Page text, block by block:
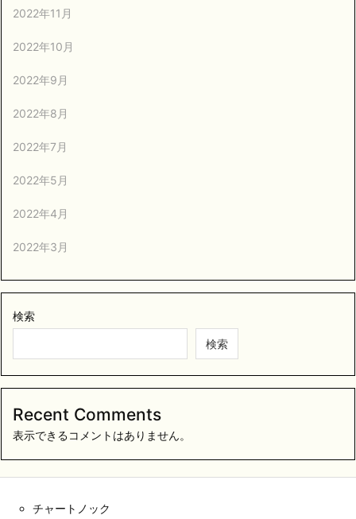
2022年11月
2022年10月
2022年9月
2022年8月
2022年7月
2022年5月
2022年4月
2022年3月
検索
検索
Recent Comments
表示できるコメントはありません。
チャートノック